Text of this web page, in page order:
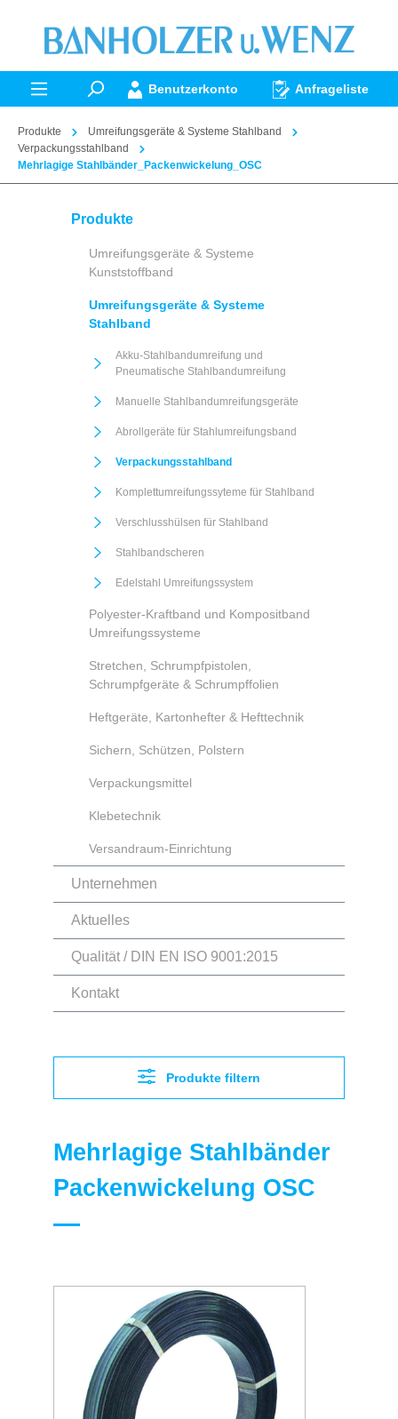
springen
Benutzerkonto Anfrageliste
Produkte
Umreifungsgeräte & Systeme Stahlband
Verpackungsstahlband
Mehrlagige Stahlbänder_Packenwickelung_OSC
Produkte
Umreifungsgeräte & Systeme
Kunststoffband
Umreifungsgeräte & Systeme
Stahlband
Akku-Stahlbandumreifung und
Pneumatische Stahlbandumreifung
Manuelle Stahlbandumreifungsgeräte
Abrollgeräte für Stahlumreifungsband
Verpackungsstahlband
Komplettumreifungssyteme für Stahlband
Verschlusshülsen für Stahlband
Stahlbandscheren
Edelstahl Umreifungssystem
Polyester-Kraftband und Kompositband
Umreifungssysteme
Stretchen, Schrumpfpistolen,
Schrumpfgeräte & Schrumpffolien
Heftgeräte, Kartonhefter & Hefttechnik
Sichern, Schützen, Polstern
Verpackungsmittel
Klebetechnik
Versandraum-Einrichtung
Unternehmen
Aktuelles
Qualität / DIN EN ISO 9001:2015
Kontakt
Produkte filtern
Mehrlagige Stahlbänder
Packenwickelung OSC